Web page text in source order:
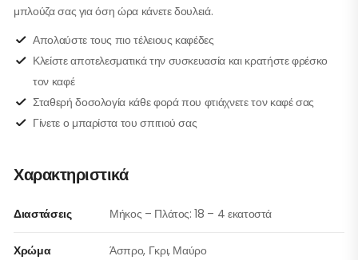
μπλούζα σας για όση ώρα κάνετε δουλειά.
Απολαύστε τους πιο τέλειους καφέδες
Κλείστε αποτελεσματικά την συσκευασία και κρατήστε φρέσκο
τον καφέ
Σταθερή δοσολογία κάθε φορά που φτιάχνετε τον καφέ σας
Γίνετε ο μπαρίστα του σπιτιού σας
Χαρακτηριστικά
Διαστάσεις Μήκος – Πλάτος: 18 – 4 εκατοστά
Χρώμα Άσπρο, Γκρι, Μαύρο